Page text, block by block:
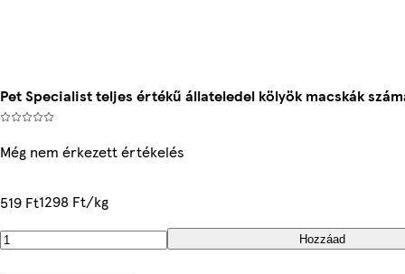
Pet Specialist teljes értékű állateledel kölyök macskák
Még nem érkezett értékelés
519 Ft1298 Ft/kg
Hozzáad